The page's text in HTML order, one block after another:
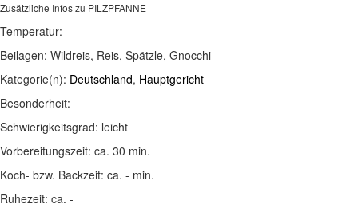
Zusätzliche Infos zu PILZPFANNE
Temperatur: –
Beilagen: Wildreis, Reis, Spätzle, Gnocchi
Kategorie(n): Deutschland, Hauptgericht
Besonderheit:
Schwierigkeitsgrad: leicht
Vorbereitungszeit: ca. 30 min.
Koch- bzw. Backzeit: ca. - min.
Ruhezeit: ca. -